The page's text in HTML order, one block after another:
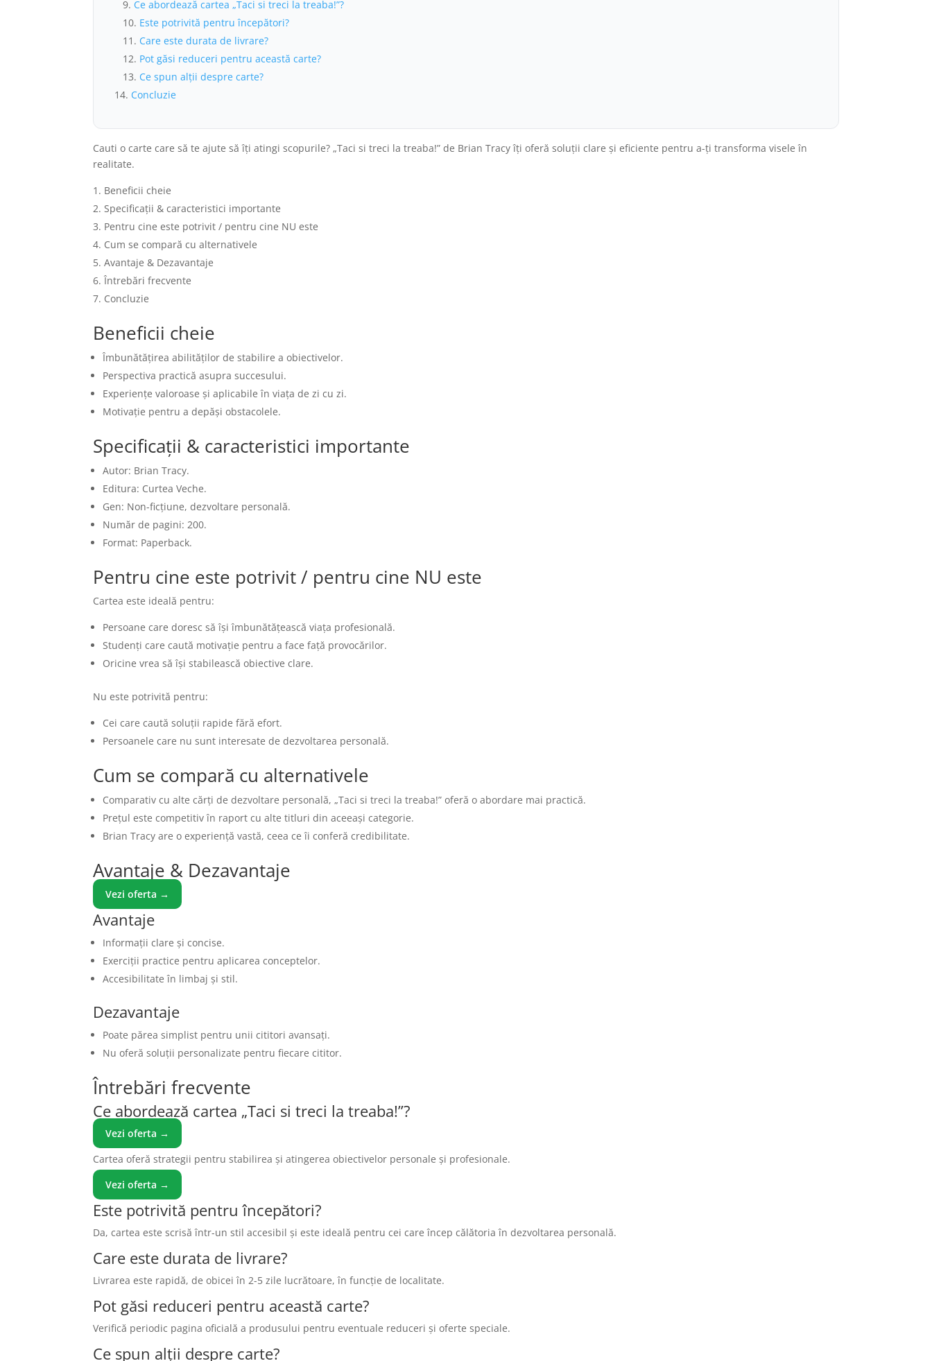
Ce abordează cartea „Taci si treci la treaba!”?
Este potrivită pentru începători?
Care este durata de livrare?
Pot găsi reduceri pentru această carte?
Ce spun alții despre carte?
Concluzie
Cauti o carte care să te ajute să îți atingi scopurile? „Taci si treci la treaba!” de Brian Tracy îți oferă soluții clare și eficiente pentru a-ți transforma visele în
realitate.
Beneficii cheie
Specificații & caracteristici importante
Pentru cine este potrivit / pentru cine NU este
Cum se compară cu alternativele
Avantaje & Dezavantaje
Întrebări frecvente
Concluzie
Beneficii cheie
Îmbunătățirea abilităților de stabilire a obiectivelor.
Perspectiva practică asupra succesului.
Experiențe valoroase și aplicabile în viața de zi cu zi.
Motivație pentru a depăși obstacolele.
Specificații & caracteristici importante
Autor: Brian Tracy.
Editura: Curtea Veche.
Gen: Non-ficțiune, dezvoltare personală.
Număr de pagini: 200.
Format: Paperback.
Pentru cine este potrivit / pentru cine NU este
Cartea este ideală pentru:
Persoane care doresc să își îmbunătățească viața profesională.
Studenți care caută motivație pentru a face față provocărilor.
Oricine vrea să își stabilească obiective clare.
Nu este potrivită pentru:
Cei care caută soluții rapide fără efort.
Persoanele care nu sunt interesate de dezvoltarea personală.
Cum se compară cu alternativele
Comparativ cu alte cărți de dezvoltare personală, „Taci si treci la treaba!” oferă o abordare mai practică.
Prețul este competitiv în raport cu alte titluri din aceeași categorie.
Brian Tracy are o experiență vastă, ceea ce îi conferă credibilitate.
Avantaje & Dezavantaje
Vezi oferta →
Avantaje
Informații clare și concise.
Exerciții practice pentru aplicarea conceptelor.
Accesibilitate în limbaj și stil.
Dezavantaje
Poate părea simplist pentru unii cititori avansați.
Nu oferă soluții personalizate pentru fiecare cititor.
Întrebări frecvente
Ce abordează cartea „Taci si treci la treaba!”?
Vezi oferta →
Cartea oferă strategii pentru stabilirea și atingerea obiectivelor personale și profesionale.
Vezi oferta →
Este potrivită pentru începători?
Da, cartea este scrisă într-un stil accesibil și este ideală pentru cei care încep călătoria în dezvoltarea personală.
Care este durata de livrare?
Livrarea este rapidă, de obicei în 2-5 zile lucrătoare, în funcție de localitate.
Pot găsi reduceri pentru această carte?
Verifică periodic pagina oficială a produsului pentru eventuale reduceri și oferte speciale.
Ce spun alții despre carte?